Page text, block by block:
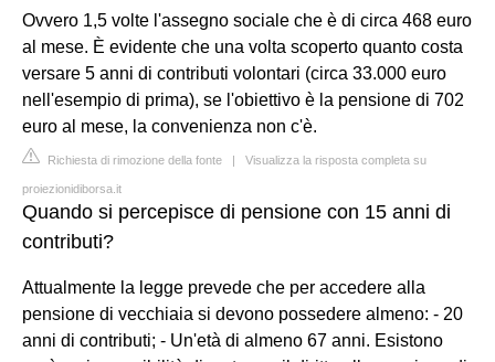
Ovvero 1,5 volte l'assegno sociale che è di circa 468 euro
al mese. È evidente che una volta scoperto quanto costa
versare 5 anni di contributi volontari (circa 33.000 euro
nell'esempio di prima), se l'obiettivo è la pensione di 702
euro al mese, la convenienza non c'è.
Richiesta di rimozione della fonte | Visualizza la risposta completa su
proiezionidiborsa.it
Quando si percepisce di pensione con 15 anni di
contributi?
Attualmente la legge prevede che per accedere alla
pensione di vecchiaia si devono possedere almeno: - 20
anni di contributi; - Un'età di almeno 67 anni. Esistono